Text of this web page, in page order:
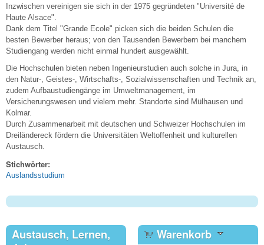
Inzwischen vereinigen sie sich in der 1975 gegründeten "Université de
Haute Alsace".
Dank dem Titel "Grande Ecole" picken sich die beiden Schulen die
besten Bewerber heraus; von den Tausenden Bewerbern bei manchem
Studiengang werden nicht einmal hundert ausgewählt.
Die Hochschulen bieten neben Ingenieurstudien auch solche in Jura, in
den Natur-, Geistes-, Wirtschafts-, Sozialwissenschaften und Technik an,
zudem Aufbaustudiengänge im Umweltmanagement, im
Versicherungswesen und vielem mehr. Standorte sind Mülhausen und
Kolmar.
Durch Zusammenarbeit mit deutschen und Schweizer Hochschulen im
Dreiländereck fördern die Universitäten Weltoffenheit und kulturellen
Austausch.
Stichwörter:
Auslandsstudium
Austausch, Lernen,
Warenkorb